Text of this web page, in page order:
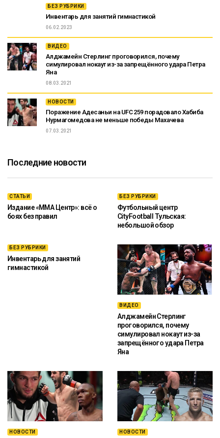
БЕЗ РУБРИКИ
Инвентарь для занятий гимнастикой
06.02.2023
ВИДЕО
Алджамейн Стерлинг проговорился, почему
симулировал нокаут из-за запрещённого удара Петра
Яна
08.03.2021
НОВОСТИ
Поражение Адесаньи на UFC 259 порадовало Хабиба
Нурмагомедова не меньше победы Махачева
07.03.2021
Последние новости
СТАТЬИ
Издание «ММА Центр»: всё о
боях без правил
БЕЗ РУБРИКИ
Футбольный центр
CityFootball Тульская:
небольшой обзор
БЕЗ РУБРИКИ
Инвентарь для занятий
гимнастикой
ВИДЕО
Алджамейн Стерлинг
проговорился, почему
симулировал нокаут из-за
запрещённого удара Петра
Яна
НОВОСТИ НОВОСТИ